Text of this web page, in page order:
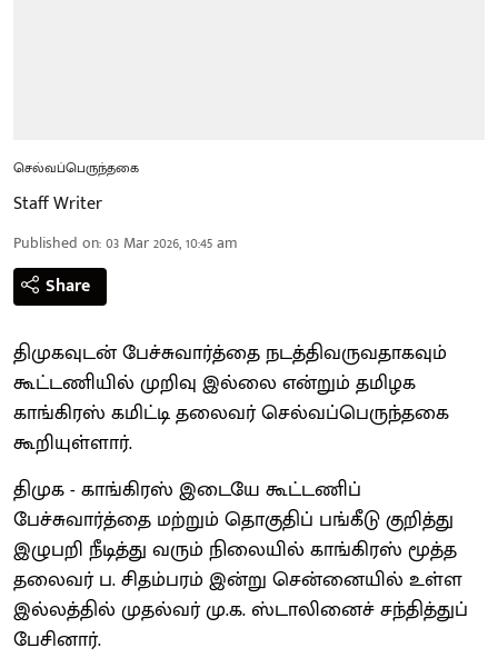
செல்வப்பெருந்தகை
Staff Writer
Published on:03 Mar 2026, 10:45 am
Share
திமுகவுடன் பேச்சுவார்த்தை நடத்திவருவதாகவும்
கூட்டணியில் முறிவு இல்லை என்றும் தமிழக
காங்கிரஸ் கமிட்டி தலைவர் செல்வப்பெருந்தகை
கூறியுள்ளார்.
திமுக - காங்கிரஸ் இடையே கூட்டணிப்
பேச்சுவார்த்தை மற்றும் தொகுதிப் பங்கீடு குறித்து
இழுபறி நீடித்து வரும் நிலையில் காங்கிரஸ் மூத்த
தலைவர் ப. சிதம்பரம் இன்று சென்னையில் உள்ள
இல்லத்தில் முதல்வர் மு.க. ஸ்டாலினைச் சந்தித்துப்
பேசினார்.